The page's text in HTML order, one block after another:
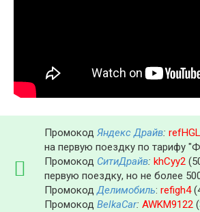
Промокод Яндекс Драйв:
на первую поездку по тарифу
Промокод СитиДрайв: khCyy2
первую поездку, но не более
ПромокодДелимобиль: refigh4
Промокод BelkaCar: AWKM9122